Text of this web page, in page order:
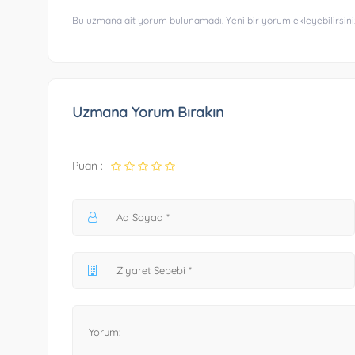
Bu uzmana ait yorum bulunamadı. Yeni bir yorum
Uzmana Yorum Bırakın
Puan :